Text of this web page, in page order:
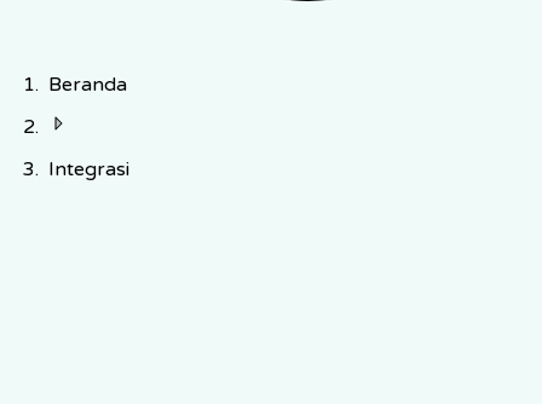
Beranda
Integrasi